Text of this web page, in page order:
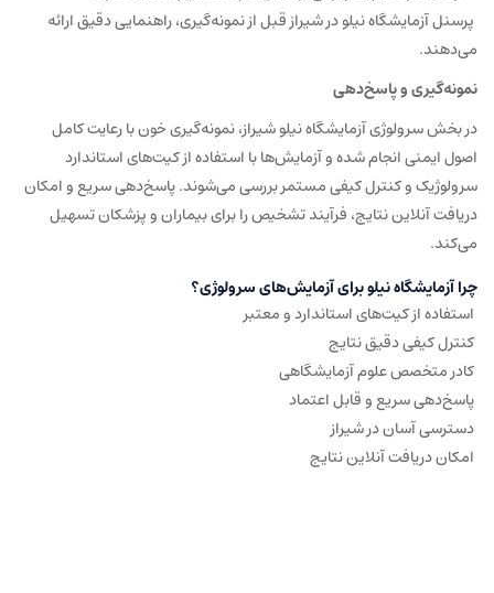
پرسنل آزمایشگاه نیلو در شیراز قبل از نمونه‌گیری، راهنمایی دقیق ارائه
می‌دهند.
نمونه‌گیری و پاسخ‌دهی
در بخش سرولوژی آزمایشگاه نیلو شیراز، نمونه‌گیری خون با رعایت کامل
اصول ایمنی انجام شده و آزمایش‌ها با استفاده از کیت‌های استاندارد
سرولوژیک و کنترل کیفی مستمر بررسی می‌شوند. پاسخ‌دهی سریع و امکان
دریافت آنلاین نتایج، فرآیند تشخیص را برای بیماران و پزشکان تسهیل
می‌کند.
چرا آزمایشگاه نیلو برای آزمایش‌های سرولوژی؟
استفاده از کیت‌های استاندارد و معتبر
کنترل کیفی دقیق نتایج
کادر متخصص علوم آزمایشگاهی
پاسخ‌دهی سریع و قابل اعتماد
دسترسی آسان در شیراز
امکان دریافت آنلاین نتایج